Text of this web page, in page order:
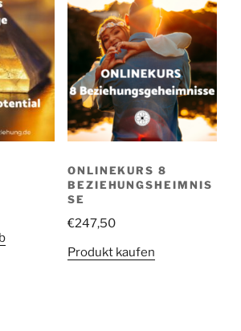
ONLINEKURS 8
BEZIEHUNGSHEIMNIS
SE
€247,50
Produkt kaufen